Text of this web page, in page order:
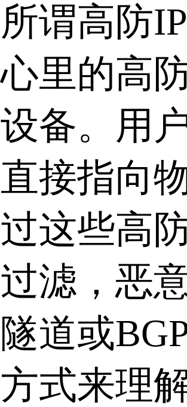
谓高防
里的高
备。用
接指向
这些高
滤，恶
道或
式来理